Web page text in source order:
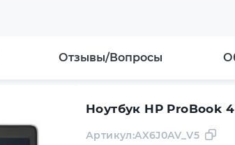
Отзывы/Вопросы
Ноутбук HP ProBook 4
Артикул:AX6J0AV_V5